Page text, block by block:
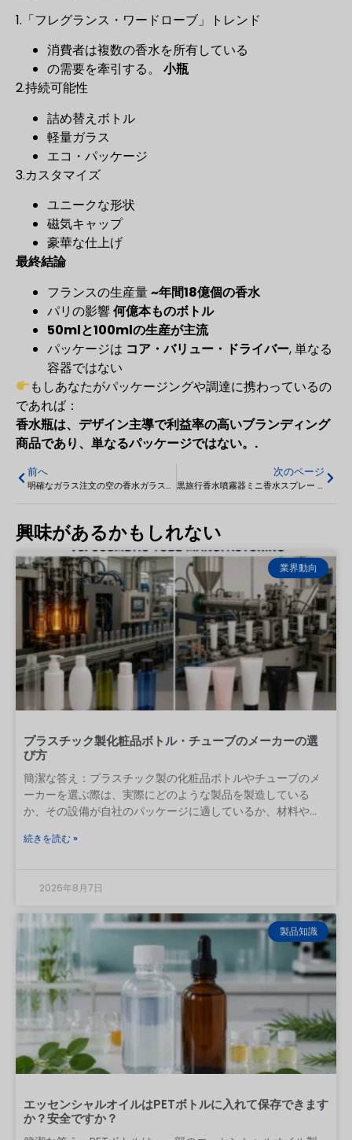
1.「フレグランス・ワードローブ」トレンド
消費者は複数の香水を所有している
の需要を牽引する。 小瓶
2.持続可能性
詰め替えボトル
軽量ガラス
エコ・パッケージ
3.カスタマイズ
ユニークな形状
磁気キャップ
豪華な仕上げ
最終結論
フランスの生産量~年間18億個の香水
パリの影響何億本ものボトル
50mlと100mlの生産が主流
パッケージは コア・バリュー・ドライバー, 単なる
容器ではない
もしあなたがパッケージングや調達に携わっているの
であれば：
香水瓶は、デザイン主導で利益率の高いブランディング
商品であり、単なるパッケージではない。.
前へ
明確なガラス注文の空の香水ガラスびん30ml
次のページ
黒旅行香水噴霧器ミニ香水スプレー ボトル 8 ml
興味があるかもしれない
業界動向
プラスチック製化粧品ボトル・チューブのメーカーの選
び方
簡潔な答え：プラスチック製の化粧品ボトルやチューブのメ
ーカーを選ぶ際は、実際にどのような製品を製造している
か、その設備が自社のパッケージに適しているか、材料や重
プルを量産で再現できるかを確認してください。証明書、見
いて、実用的な手順は次の通りです。パッケージの仕様を定
義し、適切な製造プロセスを有する工場を候補に絞り込み、
経営体制と品質管理体制を確認し、量産を反映したサンプル
をテストし、検査基準に合意した上で、管理された状態で初
回発注を行います。本ガイドでは、各段階でバイヤーが何を
要求すべきかを解説します。目次 1 はじめに
続きを読む »
2026年8月7日
製品知識
エッセンシャルオイルはPETボトルに入れて保存できます
か？安全ですか？